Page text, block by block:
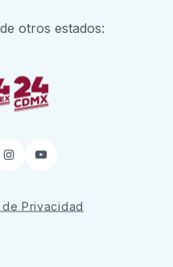
otros estados:
InstagramYouTube
de Privacidad